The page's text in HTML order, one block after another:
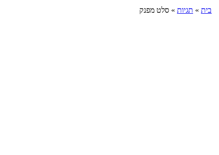
בית » תגיות » סלט מפנק